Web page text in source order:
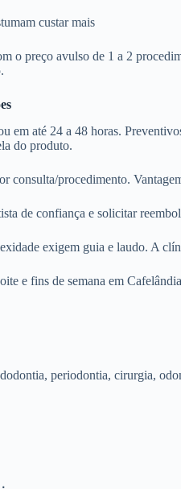
custar mais
o preço avulso de 1 a 2
em até 24 a 48 horas.
do produto.
consulta/procedimento.
de confiança e solicitar
exigem guia e laudo. A
e fins de semana em
periodontia, cirurgia,